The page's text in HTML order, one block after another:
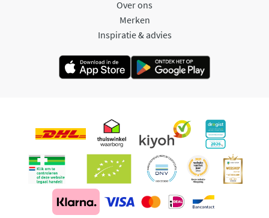
Over ons
Merken
Inspiratie & advies